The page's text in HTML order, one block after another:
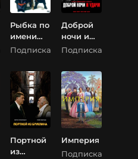
Рыбка по
имени
Ванда
Подписка
Доброй
ночи и
удачи
Подписка
Портной
из
Империя
Подписка